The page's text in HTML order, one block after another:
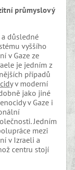
průmyslový
důsledné
vyššího
v Gaze ze
je jedním z
případů
v moderní
jako jiné
v Gaze i
Jedním
mezi
v Izraeli a
centru stojí